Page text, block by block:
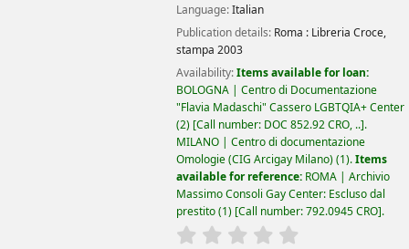
Language:Italian
Publication details: Roma : Libreria Croce,
stampa 2003
Availability:Items available for loan:
BOLOGNA | Centro di Documentazione
"Flavia Madaschi" Cassero LGBTQIA+ Center
(2) Call number: DOC 852.92 CRO, .. .
MILANO | Centro di documentazione
Omologie (CIG Arcigay Milano)(1).Items
available for reference: ROMA | Archivio
Massimo Consoli Gay Center: Escluso dal
prestito(1) Call number:792.0945 CRO .
star rating